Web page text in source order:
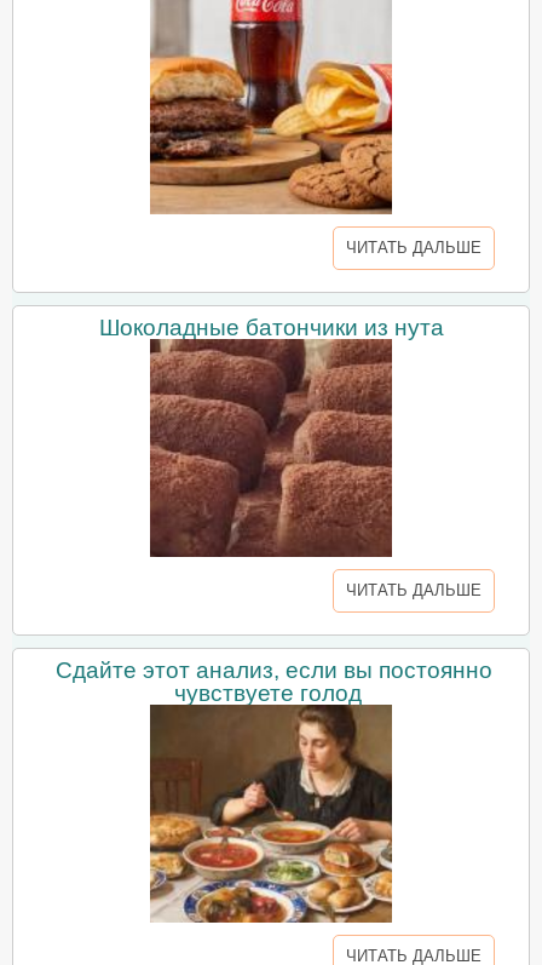
ЧИТАТЬ ДАЛЬШЕ
Шоколадные батончики из нута
ЧИТАТЬ ДАЛЬШЕ
Сдайте этот анализ, если вы постоянно
чувствуете голод
ЧИТАТЬ ДАЛЬШЕ